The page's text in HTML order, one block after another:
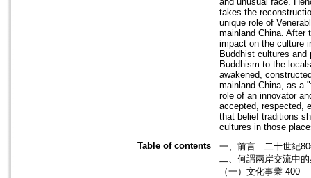
takes the
unique role of
mainland China. After
impact on the culture
Buddhist cultures
Buddhism to the
awakened,
mainland China, as a
role of an innovator
accepted, respected,
that belief traditions
cultures in those
Table of contents
一、前言—二十世紀
二、何謂兩岸交流中
（一）文化事業 400